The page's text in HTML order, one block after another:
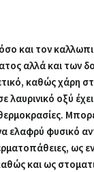
και τον
αλλά και των
καθώς χάρη
λαυρινικό οξύ
ελαφρύ φυσικό
ως
και ως